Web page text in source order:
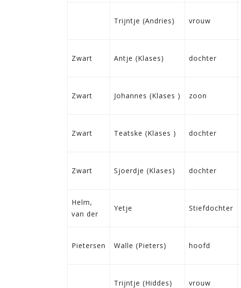
Trijntje (Andries) vrouw
Zwart Antje (Klases) dochter
Zwart Johannes (Klases ) zoon
Zwart Teatske (Klases ) dochter
Zwart Sjoerdje (Klases) dochter
Helm,
van der
Yetje Stiefdochter
Pietersen Walle (Pieters) hoofd
Trijntje (Hiddes) vrouw